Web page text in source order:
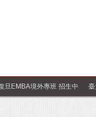
旦EMBA境外專班 招生中